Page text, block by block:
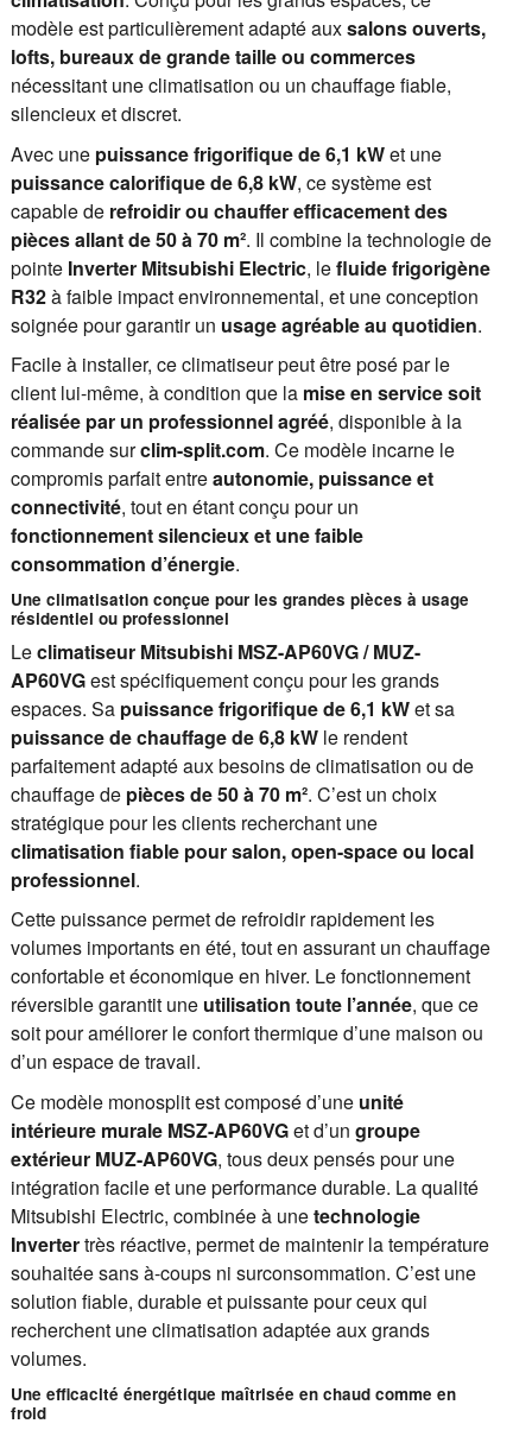
modèle est particulièrement adapté auxsalons ouverts,
lofts, bureaux de grande taille ou commerces
nécessitant une climatisation ou un chauffage fiable,
silencieux et discret.
Avec une puissance frigorifique de 6,1 kWet une
puissance calorifique de 6,8 kW, ce système est
capable de refroidir ou chauffer efficacement des
pièces allant de 50 à 70 m². Il combine la technologie de
pointe Inverter Mitsubishi Electric, lefluide frigorigène
R32à faible impact environnemental, et une conception
soignée pour garantir un usage agréable au quotidien.
Facile à installer, ce climatiseur peut être posé par le
client lui-même, à condition que la mise en service soit
réalisée par un professionnel agréé, disponible à la
commande surclim-split.com. Ce modèle incarne le
compromis parfait entreautonomie, puissance et
connectivité, tout en étant conçu pour un
fonctionnement silencieux et une faible
consommation d’énergie.
Une climatisation conçue pour les grandes pièces à usage
résidentiel ou professionnel
Leclimatiseur Mitsubishi MSZ-AP60VG / MUZ-
AP60VGest spécifiquement conçu pour les grands
espaces. Sa puissance frigorifique de 6,1 kWet sa
puissance de chauffage de 6,8 kW le rendent
parfaitement adapté aux besoins de climatisation ou de
chauffage de pièces de 50 à 70 m². C’est un choix
stratégique pour les clients recherchant une
climatisation fiable pour salon, open-space ou local
professionnel.
Cette puissance permet de refroidir rapidement les
volumes importants en été, tout en assurant un chauffage
confortable et économique en hiver. Le fonctionnement
réversible garantit une utilisation toute l’année, que ce
soit pour améliorer le confort thermique d’une maison ou
d’un espace de travail.
Ce modèle monosplit est composé d’une unité
intérieure murale MSZ-AP60VGet d’un groupe
extérieur MUZ-AP60VG, tous deux pensés pour une
intégration facile et une performance durable. La qualité
Mitsubishi Electric, combinée à unetechnologie
Invertertrès réactive, permet de maintenir la température
souhaitée sans à-coups ni surconsommation. C’est une
solution fiable, durable et puissante pour ceux qui
recherchent une climatisation adaptée aux grands
volumes.
Une efficacité énergétique maîtrisée en chaud comme en
froid